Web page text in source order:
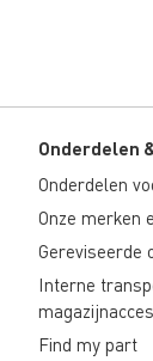
Onderdelen
Onderdelen
Onze merken
Gereviseerde
Interne
Find my part